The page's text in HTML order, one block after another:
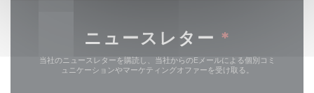
ニュースレター *
当社のニュースレターを購読し、当社からのEメールによる個別コミ
ュニケーションやマーケティングオファーを受け取る。